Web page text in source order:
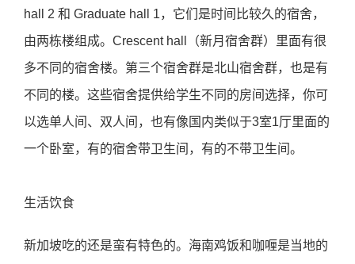
hall 2 和 Graduate hall 1，它们是时间比较久的宿舍，
由两栋楼组成。Crescent hall（新月宿舍群）里面有很
多不同的宿舍楼。第三个宿舍群是北山宿舍群，也是有
不同的楼。这些宿舍提供给学生不同的房间选择，你可
以选单人间、双人间，也有像国内类似于3室1厅里面的
一个卧室，有的宿舍带卫生间，有的不带卫生间。
生活饮食
新加坡吃的还是蛮有特色的。海南鸡饭和咖喱是当地的